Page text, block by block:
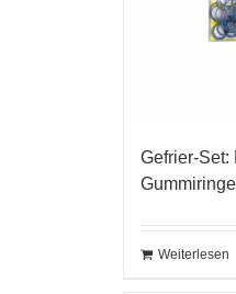
Gefrier-Set:
Gummiringe
Weiterlesen